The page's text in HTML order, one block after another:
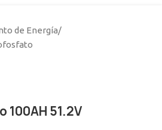
de Energía/
100AH 51.2V